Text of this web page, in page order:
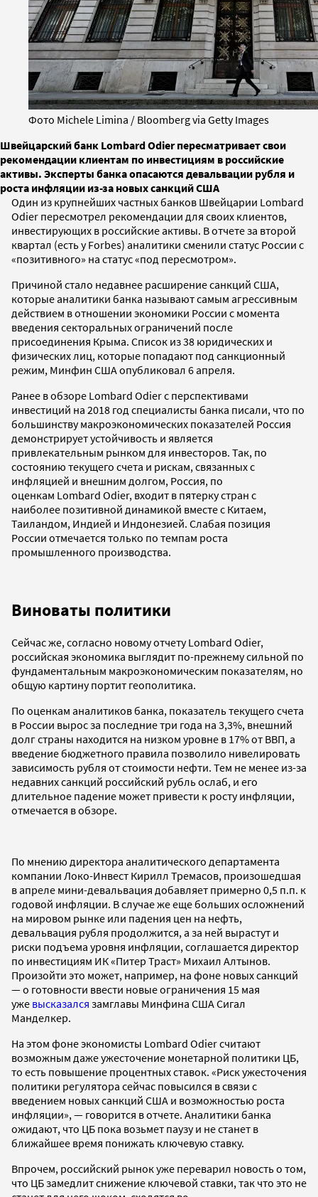
Фото Michele Limina / Bloomberg via Getty Images
Швейцарский банк Lombard Odier пересматривает свои
рекомендации клиентам по инвестициям в российские
активы. Эксперты банка опасаются девальвации рубля и
роста инфляции из-за новых санкций США
Один из крупнейших частных банков Швейцарии Lombard
Odier пересмотрел рекомендации для своих клиентов,
инвестирующих в российские активы. В отчете за второй
квартал (есть у Forbes) аналитики сменили статус России с
«позитивного» на статус «под пересмотром».
Причиной стало недавнее расширение санкций США,
которые аналитики банка называют самым агрессивным
действием в отношении экономики России с момента
введения секторальных ограничений после
присоединения Крыма. Список из 38 юридических и
физических лиц, которые попадают под санкционный
режим, Минфин США опубликовал 6 апреля.
Ранее в обзоре Lombard Odier с перспективами
инвестиций на 2018 год специалисты банка писали, что по
большинству макроэкономических показателей Россия
демонстрирует устойчивость и является
привлекательным рынком для инвесторов. Так, по
состоянию текущего счета и рискам, связанных с
инфляцией и внешним долгом, Россия, по
оценкам Lombard Odier, входит в пятерку стран с
наиболее позитивной динамикой вместе с Китаем,
Таиландом, Индией и Индонезией. Слабая позиция
России отмечается только по темпам роста
промышленного производства.
Виноваты политики
Сейчас же, согласно новому отчету Lombard Odier,
российская экономика выглядит по-прежнему сильной по
фундаментальным макроэкономическим показателям, но
общую картину портит геополитика.
По оценкам аналитиков банка, показатель текущего счета
в России вырос за последние три года на 3,3%, внешний
долг страны находится на низком уровне в 17% от ВВП, а
введение бюджетного правила позволило нивелировать
зависимость рубля от стоимости нефти. Тем не менее из-за
недавних санкций российский рубль ослаб, и его
длительное падение может привести к росту инфляции,
отмечается в обзоре.
По мнению директора аналитического департамента
компании Локо-Инвест Кирилл Тремасов, произошедшая
в апреле мини-девальвация добавляет примерно 0,5 п.п. к
годовой инфляции. В случае же еще больших осложнений
на мировом рынке или падения цен на нефть,
девальвация рубля продолжится, а за ней вырастут и
риски подъема уровня инфляции, соглашается директор
по инвестициям ИК «Питер Траст» Михаил Алтынов.
Произойти это может, например, на фоне новых санкций
— о готовности ввести новые ограничения 15 мая
уже высказался замглавы Минфина США Сигал
Манделкер.
На этом фоне экономисты Lombard Odier считают
возможным даже ужесточение монетарной политики ЦБ,
то есть повышение процентных ставок. «Риск ужесточения
политики регулятора сейчас повысился в связи с
введением новых санкций США и возможностью роста
инфляции», — говорится в отчете. Аналитики банка
ожидают, что ЦБ пока возьмет паузу и не станет в
ближайшее время понижать ключевую ставку.
Впрочем, российский рынок уже переварил новость о том,
что ЦБ замедлит снижение ключевой ставки, так что это не